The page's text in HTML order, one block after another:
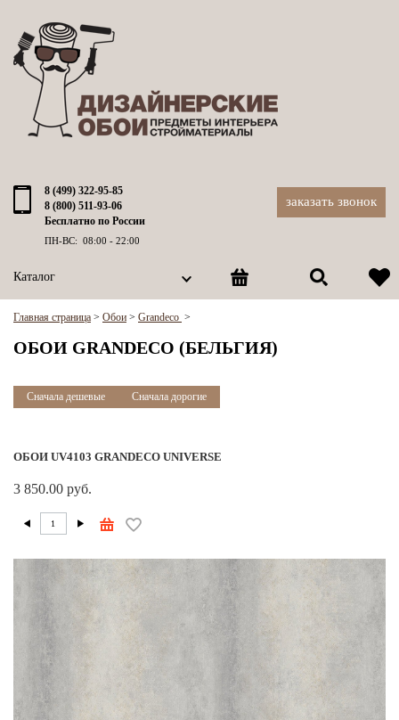
8 (499) 322-95-85
8 (800) 511-93-06
Бесплатно по России
ПН-ВС: 08:00 - 22:00
заказать звонок
Каталог
Главная страница > Обои > Grandeco >
ОБОИ GRANDECO (БЕЛЬГИЯ)
Сначала дешевые Сначала дорогие
ОБОИ UV4103 GRANDECO UNIVERSE
3 850.00 руб.